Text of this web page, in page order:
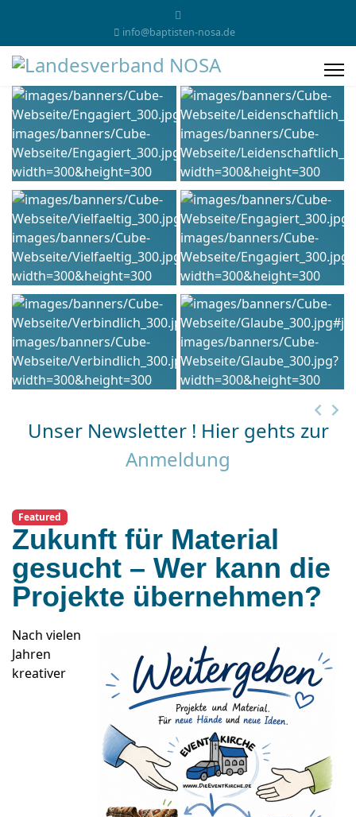
info@baptisten-nosa.de
Unser Newsletter ! Hier gehts zur
Anmeldung
Featured
Zukunft für Material
gesucht – Wer kann die
Projekte übernehmen?
Nach vielen
Jahren
kreativer